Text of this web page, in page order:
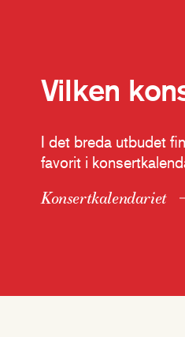
Vilken
I det breda utbudet
favorit i
Konsertkalendariet